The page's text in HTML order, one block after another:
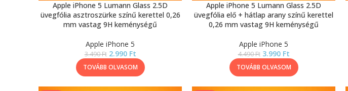
Apple iPhone 5 Lumann Glass 2.5D
üvegfólia asztroszürke színű kerettel 0,26
mm vastag 9H keménységű
Apple iPhone 5
3.490Ft 2.990 Ft
TOVÁBB OLVASOM
Apple iPhone 5 Lumann Glass 2.5D
üvegfólia elő + hátlap arany színű kerettel
0,26 mm vastag 9H keménységű
Apple iPhone 5
4.490Ft 3.990 Ft
TOVÁBB OLVASOM